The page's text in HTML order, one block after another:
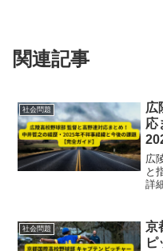
関連記事
社会問題
広
応
【
広
と
詳
ガ
社会問題
京
ピ